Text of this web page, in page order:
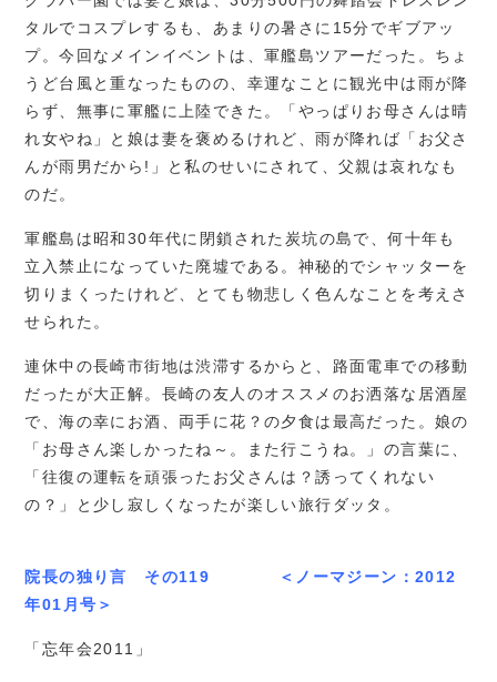
タルでコスプレするも、あまりの暑さに15分でギブアッ
プ。今回なメインイベントは、軍艦島ツアーだった。ちょ
うど台風と重なったものの、幸運なことに観光中は雨が降
らず、無事に軍艦に上陸できた。「やっぱりお母さんは晴
れ女やね」と娘は妻を褒めるけれど、雨が降れば「お父さ
んが雨男だから!」と私のせいにされて、父親は哀れなも
のだ。
軍艦島は昭和30年代に閉鎖された炭坑の島で、何十年も
立入禁止になっていた廃墟である。神秘的でシャッターを
切りまくったけれど、とても物悲しく色んなことを考えさ
せられた。
連休中の長崎市街地は渋滞するからと、路面電車での移動
だったが大正解。長崎の友人のオススメのお洒落な居酒屋
で、海の幸にお酒、両手に花？の夕食は最高だった。娘の
「お母さん楽しかったね～。また行こうね。」の言葉に、
「往復の運転を頑張ったお父さんは？誘ってくれない
の？」と少し寂しくなったが楽しい旅行ダッタ。
院長の独り言 その119 ＜ノーマジーン：2012
年01月号＞
「忘年会2011」